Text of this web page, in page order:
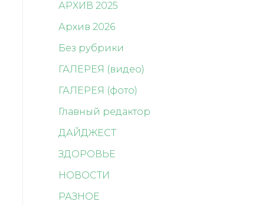
АРХИВ 2025
Архив 2026
Без рубрики
ГАЛЕРЕЯ (видео)
ГАЛЕРЕЯ (фото)
Главный редактор
ДАЙДЖЕСТ
ЗДОРОВЬЕ
НОВОСТИ
РАЗНОЕ